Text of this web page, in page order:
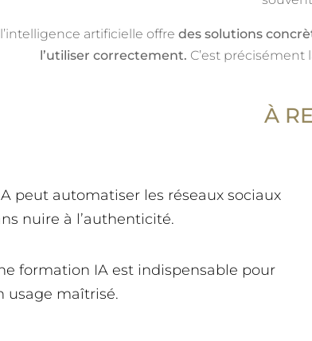
artificielle offre des solutions
l’utiliser correctement. C’est précisément
À
peut automatiser les réseaux sociaux
nuire à l’authenticité.
formation IA est indispensable pour
usage maîtrisé.